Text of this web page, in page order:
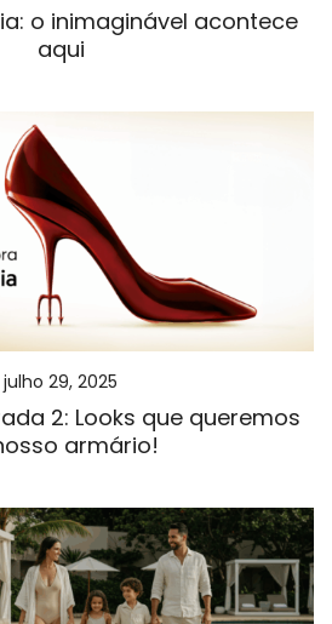
o inimaginável acontece
aqui
julho 29, 2025
2: Looks que queremos
armário!